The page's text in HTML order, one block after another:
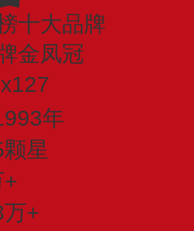
十大品牌
金凤冠
年
星
+